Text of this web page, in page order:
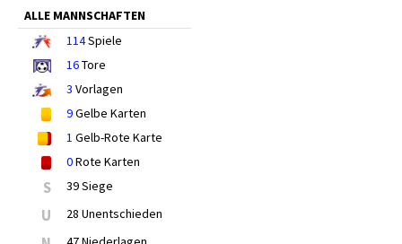
ALLE MANNSCHAFTEN
114Spiele
16Tore
3 Vorlagen
9Gelbe Karten
1 Gelb-Rote Karte
0Rote Karten
S 39 Siege
U 28 Unentschieden